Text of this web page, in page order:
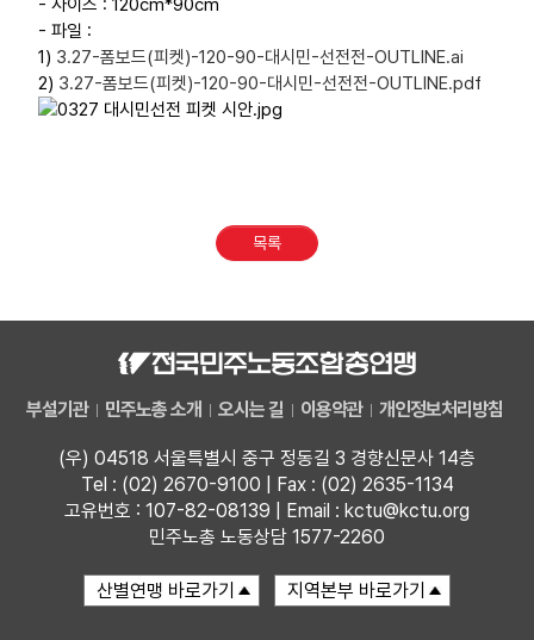
- 사이즈 : 120cm*90cm
- 파일 :
1) 3.27-폼보드(피켓)-120-90-대시민-선전전-OUTLINE.ai
2) 3.27-폼보드(피켓)-120-90-대시민-선전전-OUTLINE.pdf
목록
부설기관 민주노총 소개 오시는 길 이용약관 개인정보처리방침
(우) 04518 서울특별시 중구 정동길 3 경향신문사 14층
Tel : (02) 2670-9100 | Fax : (02) 2635-1134
고유번호 : 107-82-08139 | Email : kctu@kctu.org
민주노총 노동상담 1577-2260